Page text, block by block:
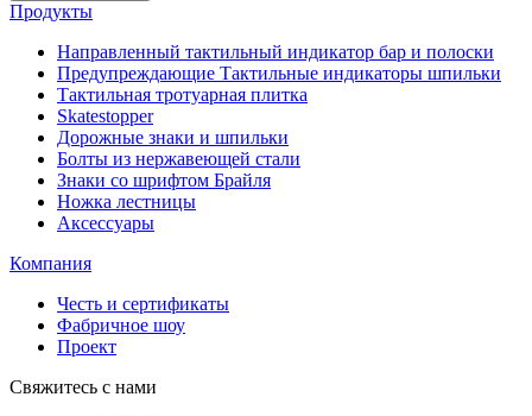
Продукты
Направленный тактильный индикатор бар и полоски
Предупреждающие Тактильные индикаторы шпильки
Тактильная тротуарная плитка
Skatestopper
Дорожные знаки и шпильки
Болты из нержавеющей стали
Знаки со шрифтом Брайля
Ножка лестницы
Аксессуары
Компания
Честь и сертификаты
Фабричное шоу
Проект
Свяжитесь с нами